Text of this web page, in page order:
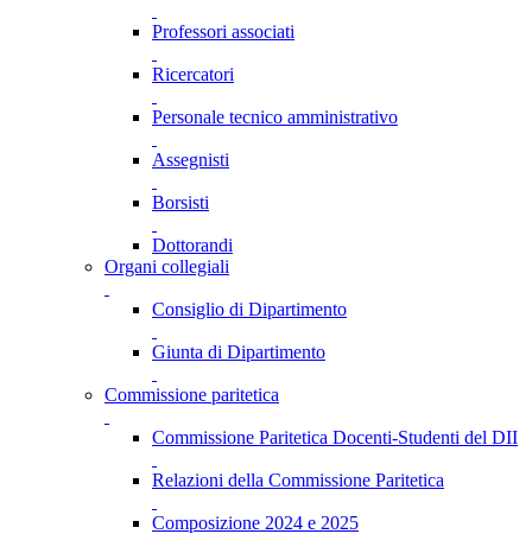
Professori associati
Ricercatori
Personale tecnico amministrativo
Assegnisti
Borsisti
Dottorandi
Organi collegiali
Consiglio di Dipartimento
Giunta di Dipartimento
Commissione paritetica
Commissione Paritetica Docenti-Studenti del DII
Relazioni della Commissione Paritetica
Composizione 2024 e 2025